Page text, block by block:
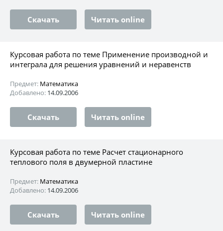
Скачать Читать online
Курсовая работа по теме Применение производной и
интеграла для решения уравнений и неравенств
Предмет: Математика
Добавлено: 14.09.2006
Скачать Читать online
Курсовая работа по теме Расчет стационарного
теплового поля в двумерной пластине
Предмет: Математика
Добавлено: 14.09.2006
Скачать Читать online